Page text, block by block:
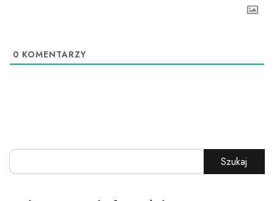
0 KOMENTARZY
Szukaj